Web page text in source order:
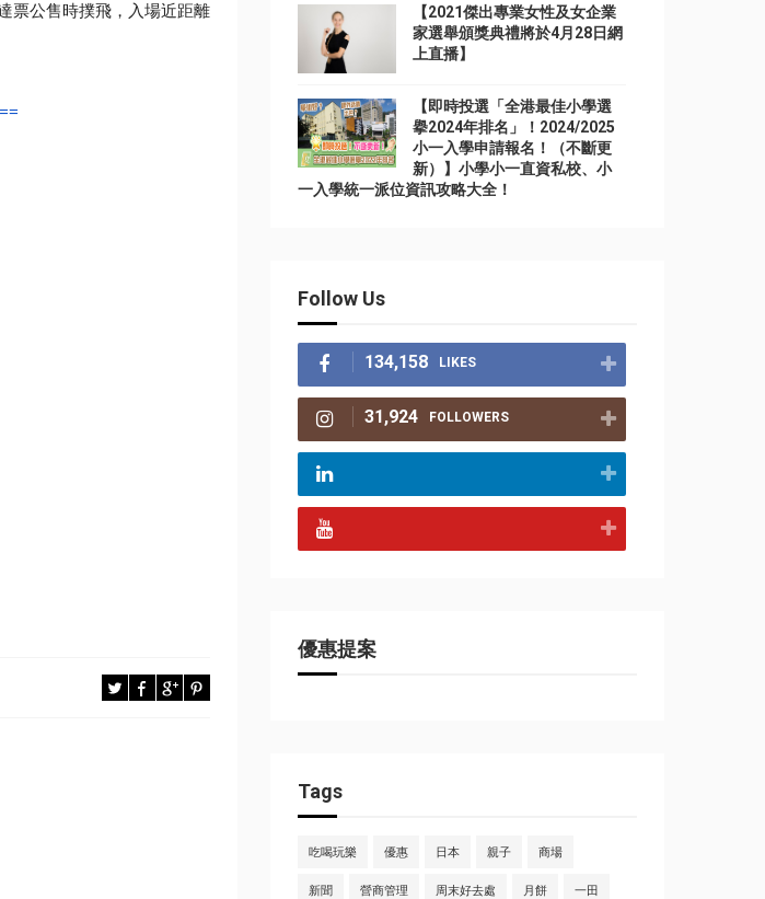
票公售時撲飛，入場近距離
【2021傑出專業女性及女企業
家選舉頒獎典禮將於4月28日網
上直播】
【即時投選「全港最佳小學選
擧2024年排名」！2024/2025
小一入學申請報名！（不斷更
新）】小學小一直資私校、小
一入學統一派位資訊攻略大全！
Follow Us
134,158 LIKES
31,924 FOLLOWERS
優惠提案
Tags
吃喝玩樂 優惠 日本 親子 商場
新聞 營商管理 周末好去處 月餅 一田